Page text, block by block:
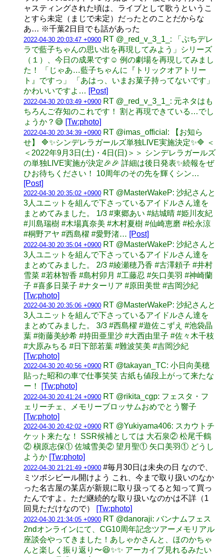
ャスティングされた頃は、ライブとして歌うというこ
とすら未定（まじで未定）だったとのことだからな
あ… ※千葉2日目でも話があった
2022-04-30 20:03:47 +0900 RT @_red_v_3_1_: 「ぷちデレ
ラで藍子ちゃんの思い出を再現してみよう」シリーズ
（１）、今日の成果です☺️ 例の劇場を再現してみまし
た！ 「じゃあ…藍子ちゃんに『トリックオアトリー
ト』ですっ」 「あはっ、いまお菓子持ってないです」
かわいいですよ… [Post]
2022-04-30 20:03:49 +0900 RT @_red_v_3_1_: 元ネタはも
ちろんご存知のこれです！ 割と再現できている…でし
ょうか？😅 [Tw:photo]
2022-04-30 20:34:39 +0900 RT @imas_official: 【お知ら
せ】 🔷✨シンデレラガールズ単独LIVE実施決定✨🔷 ＜
＜2022年9月3日(土)・4日(日)＞＞ シンデレラガールズ
の単独LIVE実施が決定🎉🎉 詳細は後日発表✨続報をぜ
ひお待ちください！ 10周年のその先を輝くシン…
[Post]
2022-04-30 20:35:02 +0900 RT @MasterWakeP: 沙紀さんと
3人ユニットを組んで下さっているアイドルさん達を
まとめてみました。 1/3 #東郷あい #結城晴 #姫川友紀
#川島瑞樹 #木場真奈美 #木村夏樹 #仙崎恵磨 #松永涼
#桐野アヤ #西島櫂 #愛野渚… [Post]
2022-04-30 20:35:04 +0900 RT @MasterWakeP: 沙紀さんと
3人ユニットを組んで下さっているアイドルさん達を
まとめてみました。 2/3 #綾瀬穂乃香 #古澤頼子 #井村
雪菜 #若林智香 #島村卯月 #工藤忍 #矢口美羽 #神崎蘭
子 #喜多日菜子 #ナターリア #原田美世 #吉岡沙紀
[Tw:photo]
2022-04-30 20:35:06 +0900 RT @MasterWakeP: 沙紀さんと
3人ユニットを組んで下さっているアイドルさん達を
まとめてみました。 3/3 #西島櫂 #遊佐こずえ #池袋晶
葉 #衛藤美紗希 #持田亜里沙 #大西由里子 #佐々木千枝
#大原みちる #日下部若葉 #難波笑美 #吉岡沙紀
[Tw:photo]
2022-04-30 20:40:56 +0900 RT @takayan_TC: 小日向美穂
貼った昭和の車で仕事笑笑 古紙も値段上がって来たな
ー！
[Tw:photo]
2022-04-30 20:41:24 +0900 RT @rikita_cgp: フェスタ・フ
ェリーチェ、メモリーブロッサムおめでとう響子
[Tw:photo]
2022-04-30 20:42:02 +0900 RT @Yukiyama406: スカウトチ
ケット来たな！ SSR候補としては 大石泉② 松尾千鶴
② 槇原志保① 佐城雪美② 望月聖① 矢口美羽① どうし
ようか [Tw:photo]
2022-04-30 21:21:49 +0900 #毎月30日は未央の日 なので、
ミツボシビール開けよう これ、今まで取り扱いのなか
った名古屋の某店が新規に取り扱ってると知って買っ
たんですよ。ただ継続的な取り扱いなのかは不詳（1
回見ただけなので）
[Tw:photo]
2022-04-30 21:34:05 +0900 RT @danoraji: バンナムフェス
2ndオンラインにて、CG10周年記念ツアーメモリアル
座談会やってきました！あしゃかさんと、ほのかちゃ
んと楽しく振り返り〜😆✨✨ アーカイブ見れるみたい